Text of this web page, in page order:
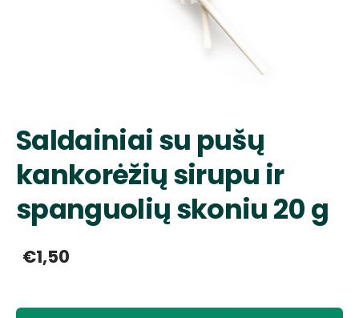
Saldainiai su pušų
kankorėžių sirupu ir
spanguolių skoniu 20 g
€1,50